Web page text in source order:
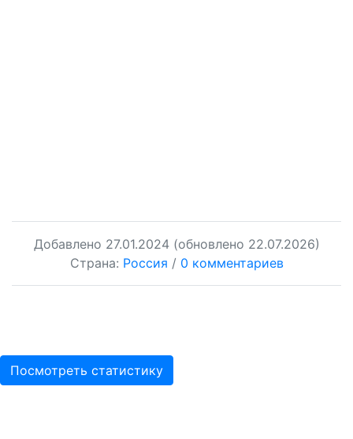
Добавлено 27.01.2024 (обновлено 22.07.2026)
Страна: Россия / 0 комментариев
Посмотреть статистику